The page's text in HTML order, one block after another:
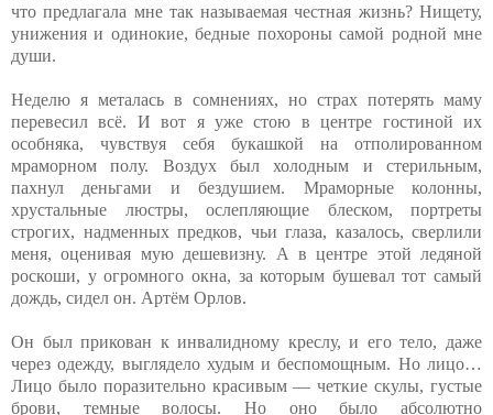
что предлагала мне так называемая честная жизнь? Нищету,
унижения и одинокие, бедные похороны самой родной мне
души.
Неделю я металась в сомнениях, но страх потерять маму
перевесил всё. И вот я уже стою в центре гостиной их
особняка, чувствуя себя букашкой на отполированном
мраморном полу. Воздух был холодным и стерильным,
пахнул деньгами и бездушием. Мраморные колонны,
хрустальные люстры, ослепляющие блеском, портреты
строгих, надменных предков, чьи глаза, казалось, сверлили
меня, оценивая мую дешевизну. А в центре этой ледяной
роскоши, у огромного окна, за которым бушевал тот самый
дождь, сидел он. Артём Орлов.
Он был прикован к инвалидному креслу, и его тело, даже
через одежду, выглядело худым и беспомощным. Но лицо…
Лицо было поразительно красивым — четкие скулы, густые
брови, темные волосы. Но оно было абсолютно